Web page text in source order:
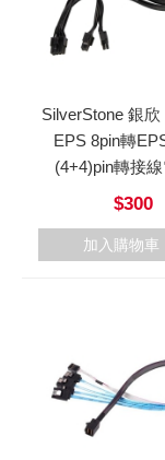
SilverStone 銀
EPS 8pin轉
(4+4)pin轉接
$300
加入購物車